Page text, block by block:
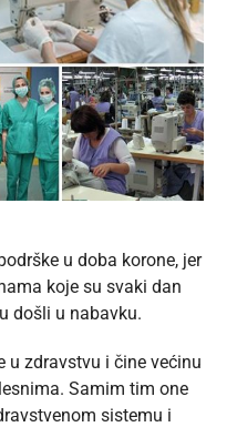
u doba korone, jer
koje su svaki dan
došli u nabavku.
u zdravstvu i čine većinu
Samim tim one
sistemu i